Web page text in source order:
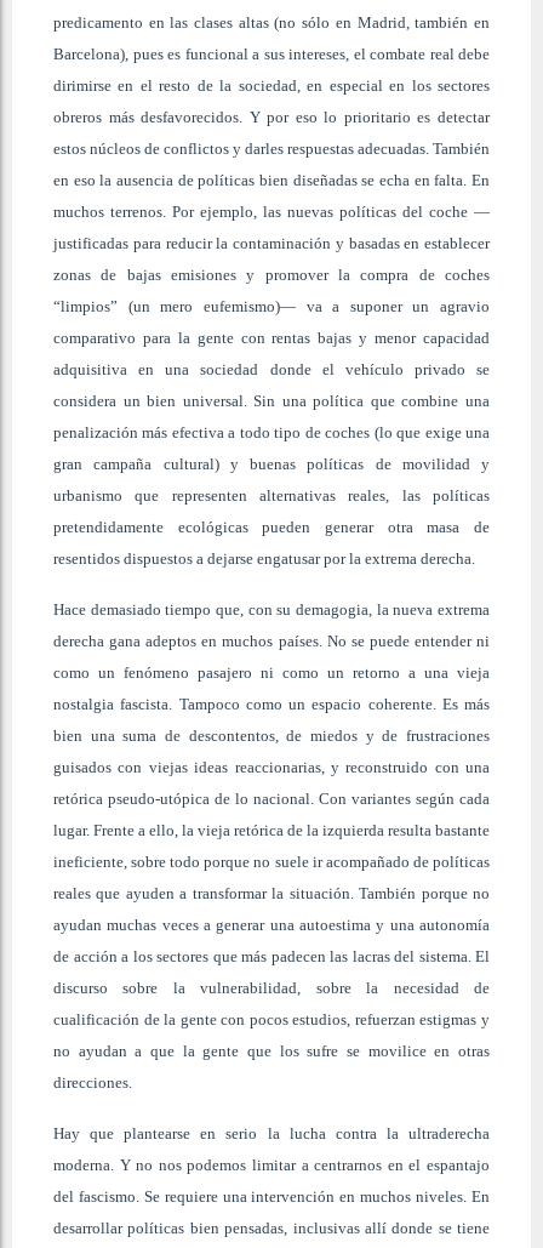
predicamento en las clases altas (no sólo en Madrid, también en
Barcelona), pues es funcional a sus intereses, el combate real debe
dirimirse en el resto de la sociedad, en especial en los sectores
obreros más desfavorecidos. Y por eso lo prioritario es detectar
estos núcleos de conflictos y darles respuestas adecuadas. También
en eso la ausencia de políticas bien diseñadas se echa en falta. En
muchos terrenos. Por ejemplo, las nuevas políticas del coche —
justificadas para reducir la contaminación y basadas en establecer
zonas de bajas emisiones y promover la compra de coches
“limpios” (un mero eufemismo)— va a suponer un agravio
comparativo para la gente con rentas bajas y menor capacidad
adquisitiva en una sociedad donde el vehículo privado se
considera un bien universal. Sin una política que combine una
penalización más efectiva a todo tipo de coches (lo que exige una
gran campaña cultural) y buenas políticas de movilidad y
urbanismo que representen alternativas reales, las políticas
pretendidamente ecológicas pueden generar otra masa de
resentidos dispuestos a dejarse engatusar por la extrema derecha.
Hace demasiado tiempo que, con su demagogia, la nueva extrema
derecha gana adeptos en muchos países. No se puede entender ni
como un fenómeno pasajero ni como un retorno a una vieja
nostalgia fascista. Tampoco como un espacio coherente. Es más
bien una suma de descontentos, de miedos y de frustraciones
guisados con viejas ideas reaccionarias, y reconstruido con una
retórica pseudo-utópica de lo nacional. Con variantes según cada
lugar. Frente a ello, la vieja retórica de la izquierda resulta bastante
ineficiente, sobre todo porque no suele ir acompañado de políticas
reales que ayuden a transformar la situación. También porque no
ayudan muchas veces a generar una autoestima y una autonomía
de acción a los sectores que más padecen las lacras del sistema. El
discurso sobre la vulnerabilidad, sobre la necesidad de
cualificación de la gente con pocos estudios, refuerzan estigmas y
no ayudan a que la gente que los sufre se movilice en otras
direcciones.
Hay que plantearse en serio la lucha contra la ultraderecha
moderna. Y no nos podemos limitar a centrarnos en el espantajo
del fascismo. Se requiere una intervención en muchos niveles. En
desarrollar políticas bien pensadas, inclusivas allí donde se tiene